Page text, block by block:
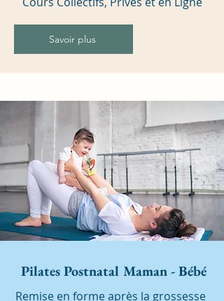
Savoir plus
Pilates Postnatal Maman - Bébé
Remise en forme après la grossesse